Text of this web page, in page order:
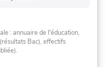
: annuaire de l'éducation,
(résultats Bac), effectifs